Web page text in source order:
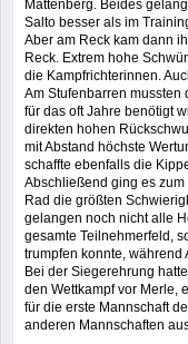
Mattenberg. Beides
Salto besser als im
Aber am Reck kam dann
Reck. Extrem hohe
die Kampfrichterinnen.
Am Stufenbarren mussten
für das oft Jahre benötigt
direkten hohen
mit Abstand höchste
schaffte ebenfalls die
Abschließend ging es
Rad die größten
gelangen noch nicht alle
gesamte Teilnehmerfeld,
trumpfen konnte, während
Bei der Siegerehrung
den Wettkampf vor Merle,
für die erste Mannschaft
anderen Mannschaften